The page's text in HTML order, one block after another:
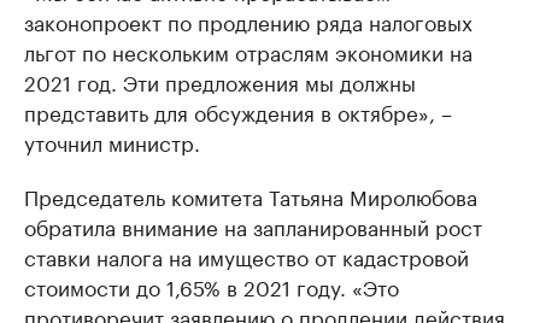
законопроект по продлению ряда налоговых
льгот по нескольким отраслям экономики на
2021 год. Эти предложения мы должны
представить для обсуждения в октябре», –
уточнил министр.
Председатель комитета Татьяна Миролюбова
обратила внимание на запланированный рост
ставки налога на имущество от кадастровой
стоимости до 1,65% в 2021 году. «Это
противоречит заявлению о продлении действия